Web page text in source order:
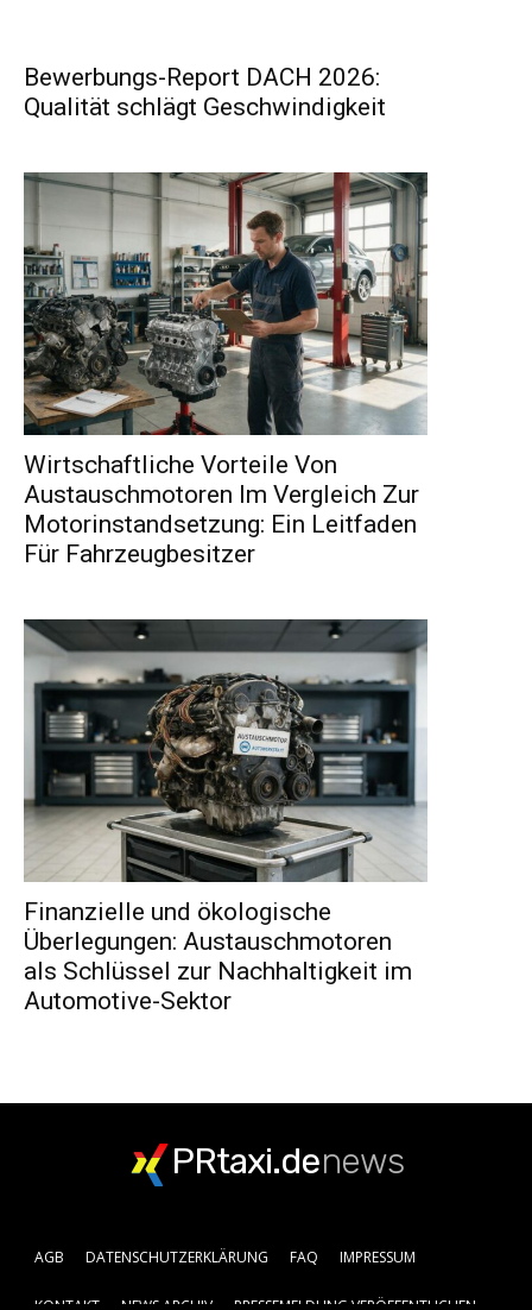
Bewerbungs-Report DACH 2026:
Qualität schlägt Geschwindigkeit
Wirtschaftliche Vorteile Von
Austauschmotoren Im Vergleich Zur
Motorinstandsetzung: Ein Leitfaden
Für Fahrzeugbesitzer
Finanzielle und ökologische
Überlegungen: Austauschmotoren
als Schlüssel zur Nachhaltigkeit im
Automotive-Sektor
PRtaxi.denews
AGB DATENSCHUTZERKLÄRUNG FAQ IMPRESSUM
KONTAKT NEWS ARCHIV PRESSEMELDUNG VERÖFFENTLICHEN